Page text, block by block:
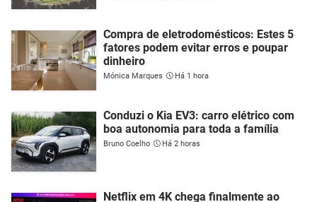
Compra de eletrodomésticos: Estes 5
fatores podem evitar erros e poupar
dinheiro
Mónica Marques Há 1 hora
Conduzi o Kia EV3: carro elétrico com
boa autonomia para toda a família
Bruno Coelho Há 2 horas
Netflix em 4K chega finalmente ao